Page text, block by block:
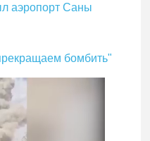
аэропорт Саны
бомбить"